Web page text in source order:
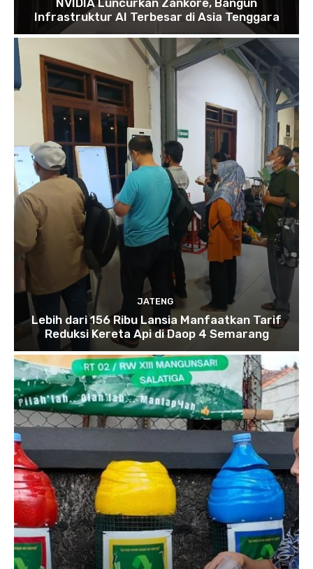
NVIDIA Luncurkan Zankore, Bangun
Infrastruktur AI Terbesar di Asia Tenggara
JATENG
Lebih dari 156 Ribu Lansia Manfaatkan Tarif
Reduksi Kereta Api di Daop 4 Semarang